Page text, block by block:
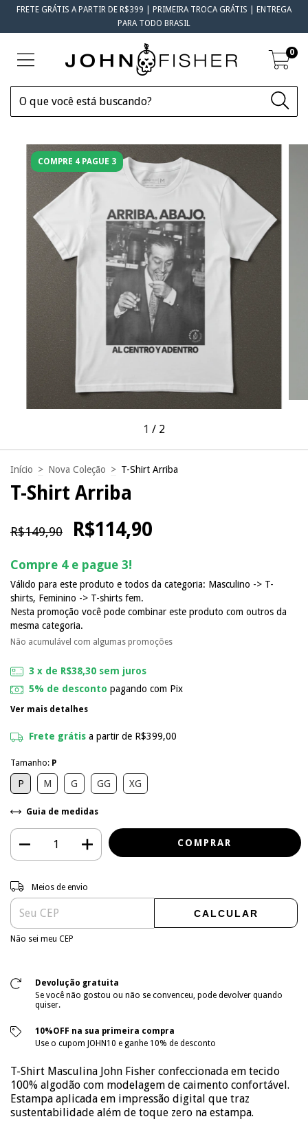
FRETE GRÁTIS A PARTIR DE R$399 | PRIMEIRA TROCA GRÁTIS | ENTREGA
PARA TODO BRASIL
0
COMPRE 4 PAGUE 3
1 / 2
Início > Nova Coleção > T-Shirt Arriba
T-Shirt Arriba
R$149,90 R$114,90
Compre 4 e pague 3!
Válido para este produto e todos da categoria: Masculino -> T-
shirts, Feminino -> T-shirts fem.
Nesta promoção você pode combinar este produto com outros da
mesma categoria.
Não acumulável com algumas promoções
3 x de R$38,30 sem juros
5% de desconto pagando com Pix
Ver mais detalhes
Frete grátis a partir de R$399,00
Tamanho: P
P M G GG XG
Guia de medidas
Entregas para o CEP:
Meios de envio
CALCULAR
Não sei meu CEP
Devolução gratuita
Se você não gostou ou não se convenceu, pode devolver quando
quiser.
10%OFF na sua primeira compra
Use o cupom JOHN10 e ganhe 10% de desconto
T-Shirt Masculina John Fisher confeccionada em tecido
100% algodão com modelagem de caimento confortável.
Estampa aplicada em impressão digital que traz
sustentabilidade além de toque zero na estampa.